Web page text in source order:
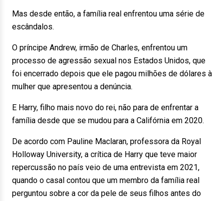
Mas desde então, a família real enfrentou uma série de
escândalos.
O príncipe Andrew, irmão de Charles, enfrentou um
processo de agressão sexual nos Estados Unidos, que
foi encerrado depois que ele pagou milhões de dólares à
mulher que apresentou a denúncia.
E Harry, filho mais novo do rei, não para de enfrentar a
família desde que se mudou para a Califórnia em 2020.
De acordo com Pauline Maclaran, professora da Royal
Holloway University, a crítica de Harry que teve maior
repercussão no país veio de uma entrevista em 2021,
quando o casal contou que um membro da família real
perguntou sobre a cor da pele de seus filhos antes do